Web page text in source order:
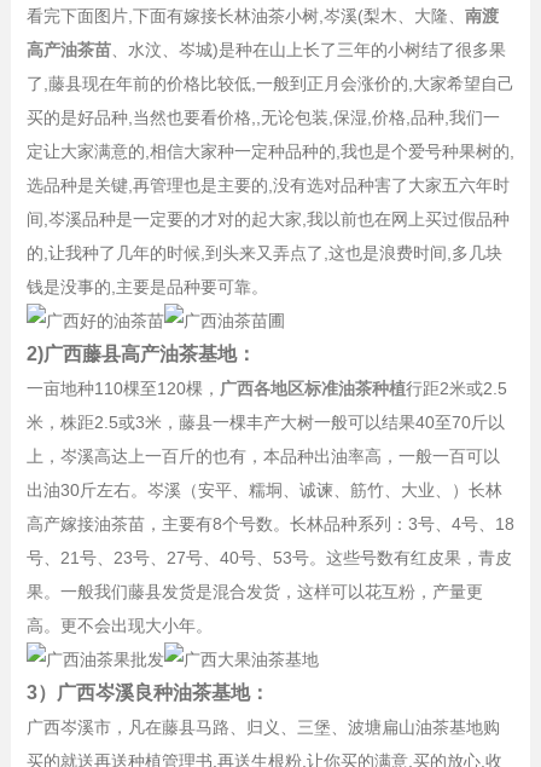
看完下面图片,下面有嫁接长林油茶小树,岑溪(梨木、大隆、 南渡
高产油茶苗、水汶、岑城)是种在山上长了三年的小树结了很多果
了,藤县现在年前的价格比较低,一般到正月会涨价的,大家希望自己
买的是好品种,当然也要看价格,,无论包装,保湿,价格,品种,我们一
定让大家满意的,相信大家种一定种品种的,我也是个爱号种果树的,
选品种是关键,再管理也是主要的,没有选对品种害了大家五六年时
间,岑溪品种是一定要的才对的起大家,我以前也在网上买过假品种
的,让我种了几年的时候,到头来又弄点了,这也是浪费时间,多几块
钱是没事的,主要是品种要可靠。
2)广西藤县高产油茶基地：
一亩地种110棵至120棵， 广西各地区标准油茶种植行距2米或2.5
米，株距2.5或3米，藤县一棵丰产大树一般可以结果40至70斤以
上，岑溪高达上一百斤的也有，本品种出油率高，一般一百可以
出油30斤左右。岑溪（安平、糯垌、诚谏、筋竹、大业、）长林
高产嫁接油茶苗，主要有8个号数。长林品种系列：3号、4号、18
号、21号、23号、27号、40号、53号。这些号数有红皮果，青皮
果。一般我们藤县发货是混合发货，这样可以花互粉，产量更
高。更不会出现大小年。
3）广西岑溪良种油茶基地：
广西岑溪市，凡在藤县马路、归义、三堡、波塘扁山油茶基地购
买的就送再送种植管理书,再送生根粉,让你买的满意,买的放心,收